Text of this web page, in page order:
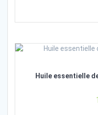
Huile essentielle de